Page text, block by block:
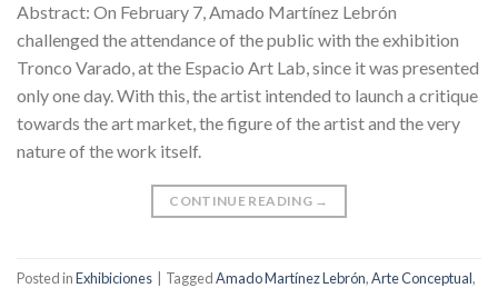
Abstract: On February 7, Amado Martínez Lebrón
challenged the attendance of the public with the exhibition
Tronco Varado, at the Espacio Art Lab, since it was presented
only one day. With this, the artist intended to launch a critique
towards the art market, the figure of the artist and the very
nature of the work itself.
CONTINUE READING →
Posted inExhibiciones | TaggedAmado Martínez Lebrón,Arte Conceptual,